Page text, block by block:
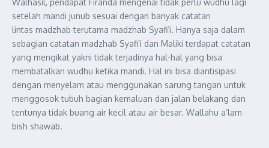
Walhasil, pendapat Firanda mengenai tidak perlu wudhu lagi
setelah mandi junub sesuai dengan banyak catatan
lintas madzhab terutama madzhab Syafi’i. Hanya saja dalam
sebagian catatan madzhab Syafi’i dan Maliki terdapat catatan
yang mengikat yakni tidak terjadinya hal-hal yang bisa
membatalkan wudhu ketika mandi. Hal ini bisa diantisipasi
dengan menyelam atau menggunakan sarung tangan untuk
menggosok tubuh bagian kemaluan dan jalan belakang dan
tentunya tidak buang air kecil atau air besar. Wallahu a’lam
bish shawab.